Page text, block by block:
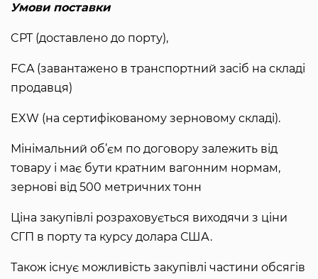
Умови поставки
CPT (доставлено до порту),
FCA (завантажено в транспортний засіб на складі
продавця)
EXW (на сертифікованому зерновому складі).
Мінімальний об’єм по договору залежить від
товару і має бути кратним вагонним нормам,
зернові від 500 метричних тонн
Ціна закупівлі розраховується виходячи з ціни
СГП в порту та курсу долара США.
Також існує можливість закупівлі частини обсягів